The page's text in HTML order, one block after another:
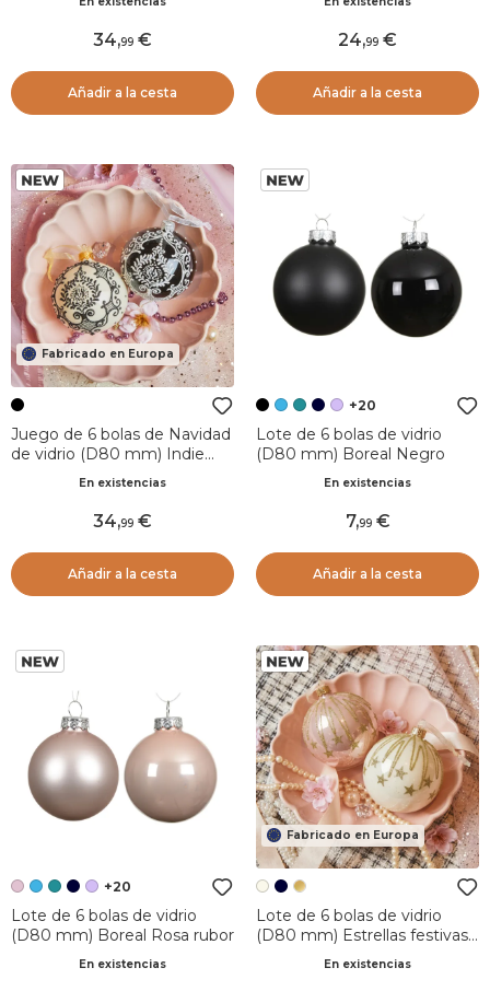
34,99
Añadir a la cesta
24,99
Añadir a la cesta
Fabricado en Europa
Juego de 6 bolas de Navidad
de vidrio (D80 mm) Indie
En existencias
34,99
Añadir a la cesta
+20
Lote de 6 bolas de vidrio
(D80 mm) Boreal Negro
En existencias
7,99
Añadir a la cesta
+20
Lote de 6 bolas de vidrio
(D80 mm) Boreal Rosa rubor
En existencias
Fabricado en Europa
Lote de 6 bolas de vidrio
(D80 mm) Estrellas festivas
Rosa rubor y blanco lana
En existencias